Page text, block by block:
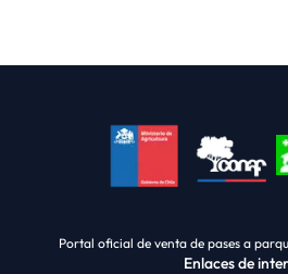
Portal oficial de venta de pases a
Enlaces de